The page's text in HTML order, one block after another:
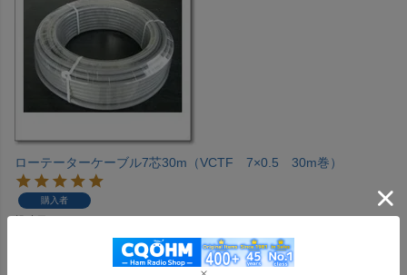
ローテーターケーブル7芯30m（VCTF 7×0.5 30m巻）
購入者
クリエイト用ケーブルとして購入しました。